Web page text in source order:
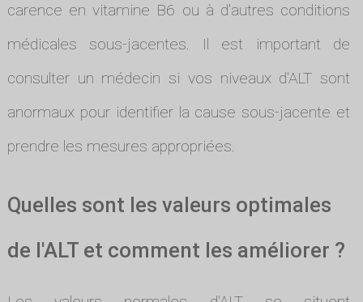
carence en vitamine B6 ou à d'autres conditions
médicales sous-jacentes. Il est important de
consulter un médecin si vos niveaux d'ALT sont
anormaux pour identifier la cause sous-jacente et
prendre les mesures appropriées.
Quelles sont les valeurs optimales
de l'ALT et comment les améliorer ?